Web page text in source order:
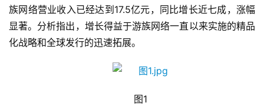
族网络营业收入已经达到17.5亿元，同比增长近七成，涨幅
显著。分析指出，增长得益于游族网络一直以来实施的精品
化战略和全球发行的迅速拓展。
图1